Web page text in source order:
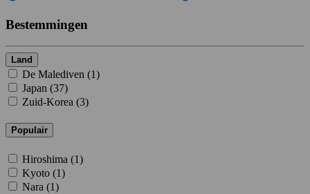
Bestemmingen
Land
De Malediven (1)
Japan (37)
Zuid-Korea (3)
Populair
Hiroshima (1)
Kyoto (1)
Nara (1)